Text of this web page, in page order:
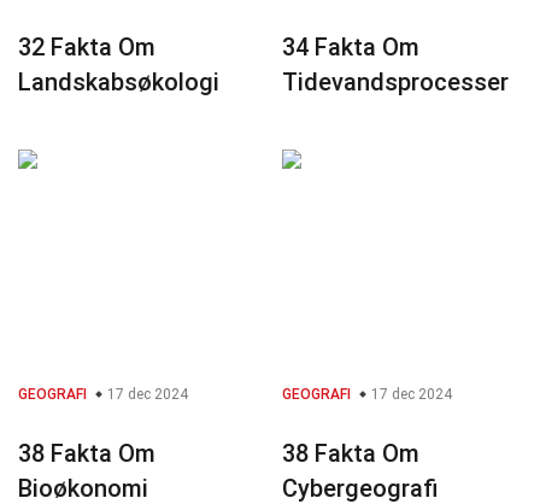
32 Fakta Om
Landskabsøkologi
34 Fakta Om
Tidevandsprocesser
GEOGRAFI 17 dec 2024
38 Fakta Om
Bioøkonomi
GEOGRAFI 17 dec 2024
38 Fakta Om
Cybergeografi